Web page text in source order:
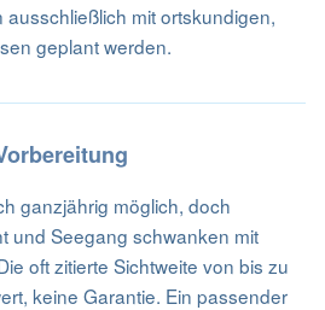
mit ortskundigen,
geplant werden.
ganzjährig möglich, doch
und Seegang schwanken mit
oft zitierte Sichtweite von bis zu
keine Garantie. Ein passender